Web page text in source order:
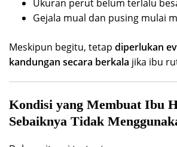
Ukuran perut belum terlalu
Gejala mual dan pusing mulai
Meskipun begitu, tetap diperlukan
kandungan secara berkala jika ibu
Kondisi yang Membuat Ibu
Sebaiknya Tidak